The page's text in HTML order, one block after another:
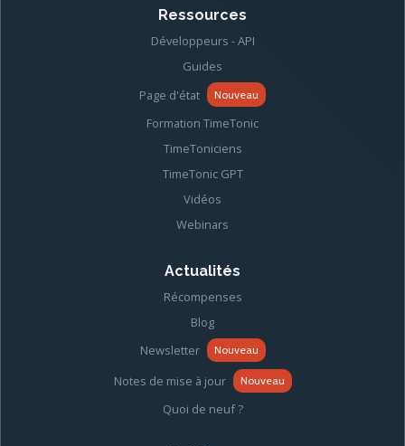
Ressources
Développeurs - API
Guides
Page d'état
Nouveau
Formation TimeTonic
TimeToniciens
TimeTonic GPT
Vidéos
Webinars
Actualités
Récompenses
Blog
Newsletter
Nouveau
Notes de mise à jour Nouveau
Quoi de neuf ?